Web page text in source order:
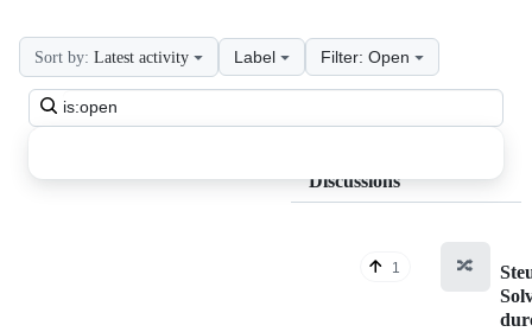
Search
all
Sort by: Latest activity Label Filter: Open
Discussions
1 🔀